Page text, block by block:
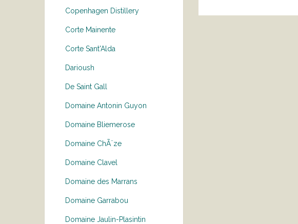
Copenhagen Distillery
Corte Mainente
Corte Sant'Alda
Darioush
De Saint Gall
Domaine Antonin Guyon
Domaine Bliemerose
Domaine ChÃ¨ze
Domaine Clavel
Domaine des Marrans
Domaine Garrabou
Domaine Jaulin-Plasintin